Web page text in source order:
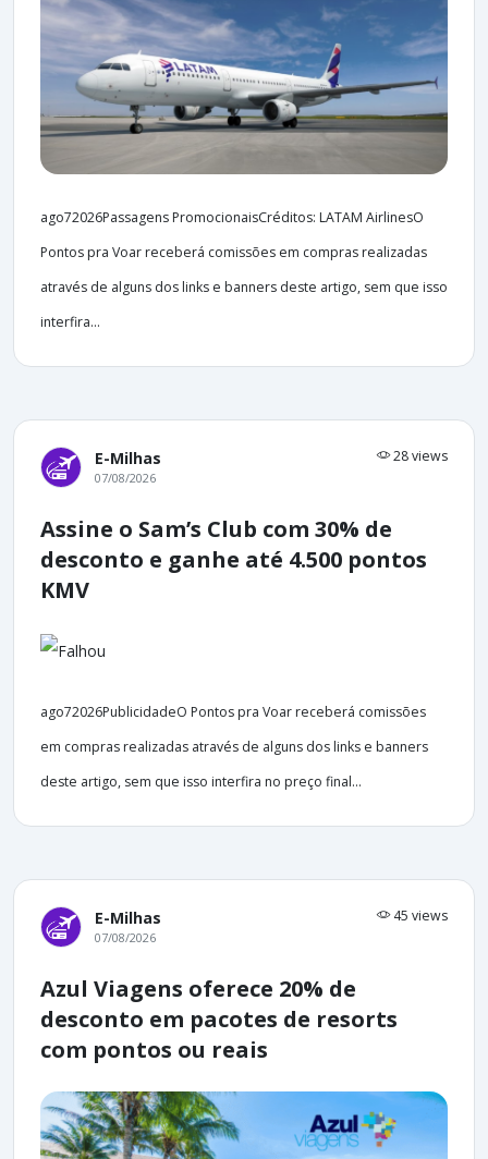
ago72026Passagens PromocionaisCréditos: LATAM AirlinesO
Pontos pra Voar receberá comissões em compras realizadas
através de alguns dos links e banners deste artigo, sem que isso
interfira...
E-Milhas 28 views
07/08/2026
Assine o Sam’s Club com 30% de
desconto e ganhe até 4.500 pontos
KMV
ago72026PublicidadeO Pontos pra Voar receberá comissões
em compras realizadas através de alguns dos links e banners
deste artigo, sem que isso interfira no preço final...
E-Milhas 45 views
07/08/2026
Azul Viagens oferece 20% de
desconto em pacotes de resorts
com pontos ou reais